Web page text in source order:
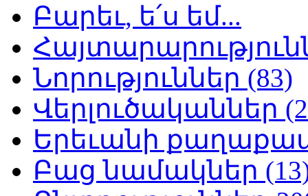
Բարեւ, ե՛ս եմ...
Նորություններ (83)
Վերլուծականներ
Երեւանի
Բաց նամակներ